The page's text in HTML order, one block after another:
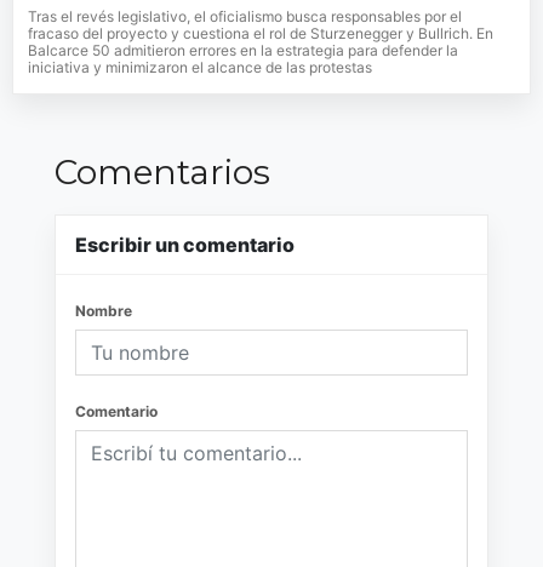
Tras el revés legislativo, el oficialismo busca responsables por el
fracaso del proyecto y cuestiona el rol de Sturzenegger y Bullrich. En
Balcarce 50 admitieron errores en la estrategia para defender la
iniciativa y minimizaron el alcance de las protestas
Comentarios
Escribir un comentario
Nombre
Comentario